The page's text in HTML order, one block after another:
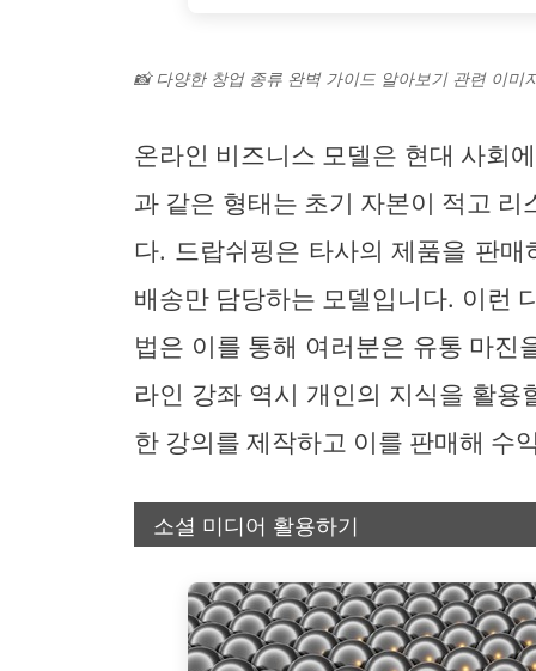
📸 다양한 창업 종류 완벽 가이드 알아보기 관련 이미
온라인 비즈니스 모델은 현대 사회
과 같은 형태는 초기 자본이 적고
다. 드랍쉬핑은 타사의 제품을 판
배송만 담당하는 모델입니다. 이런
법은 이를 통해 여러분은 유통 마진
라인 강좌 역시 개인의 지식을 활
한 강의를 제작하고 이를 판매해 수
소셜 미디어 활용하기